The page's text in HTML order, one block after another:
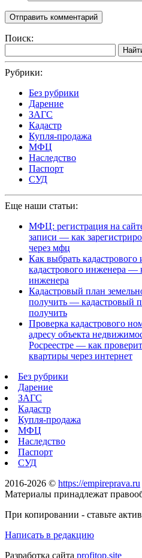
Поиск:
Рубрики:
Без рубрики
Дарение
ЗАГС
Кадастр
Купля-продажа
МФЦ
Наследство
Паспорт
СУД
Еще наши статьи:
МФЦ: регистрация на
записи — как
через мфц
Как выбрать
кадастрового инженера —
инженера
Кадастровый план
получить — кадастровый
получить
Проверка кадастрового
адресу объекта
Росреестре — как
квартиры через интернет
Без рубрики
Дарение
ЗАГС
Кадастр
Купля-продажа
МФЦ
Наследство
Паспорт
СУД
2016-2026 © https://empireprava.ru
Материалы принадлежат
При копировании - ставьте
Написать в редакцию
Разработка сайта profitop.site